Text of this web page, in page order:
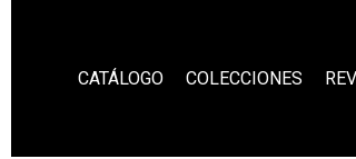
CATÁLOGO COLECCIONES